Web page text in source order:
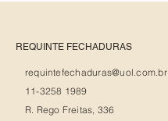
REQUINTE FECHADURAS
requintefechaduras@uol.com.br
11-3258 1989
R. Rego Freitas, 336